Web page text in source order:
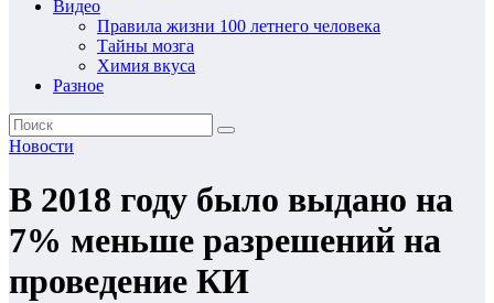
Видео
Правила жизни 100 летнего человека
Тайны мозга
Химия вкуса
Разное
Новости
В 2018 году было выдано на
7% меньше разрешений на
проведение КИ